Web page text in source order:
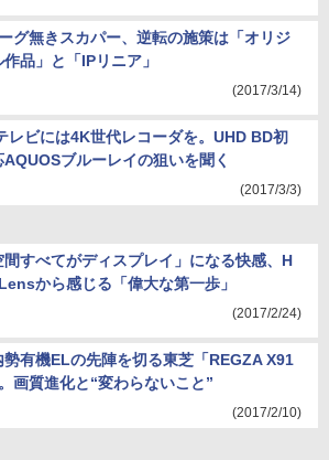
グ無きスカパー、逆転の施策は「オリジ
品」と「IPリニア」
(2017/3/14)
レビには4K世代レコーダを。UHD BD初
AQUOSブルーレイの狙いを聞く
(2017/3/3)
間すべてがディスプレイ」になる快感、H
から感じる「偉大な第一歩」
(2017/2/24)
勢有機ELの先陣を切る東芝「REGZA X91
画質進化と“変わらないこと”
(2017/2/10)